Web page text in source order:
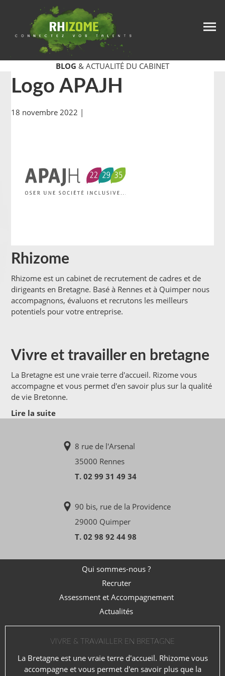
BLOG & ACTUALITÉ DU CABINET
Logo APAJH
18 novembre 2022 |
Rhizome
Rhizome est un cabinet de recrutement de cadres et de
dirigeants en Bretagne. Basé à Rennes et à Quimper nous
accompagnons, évaluons et recrutons les meilleurs
potentiels pour votre entreprise.
Vivre et travailler en bretagne
La Bretagne est une vraie terre d'accueil. Rizome vous
accompagne et vous permet d'en savoir plus sur la qualité
de vie Bretonne.
Lire la suite
8 rue de l'Arsenal
35000 Rennes
T. 02 99 31 49 34
90 bis, rue de la Providence
29000 Quimper
T. 02 98 92 44 98
Qui sommes-nous ?
Recruter
Assessment et Accompagnement
Actualités
VIVRE & TRAVAILLER EN BRETAGNE
La Bretagne est une vraie terre d'accueil. Rhizome vous
accompagne et vous permet d'en savoir plus que la